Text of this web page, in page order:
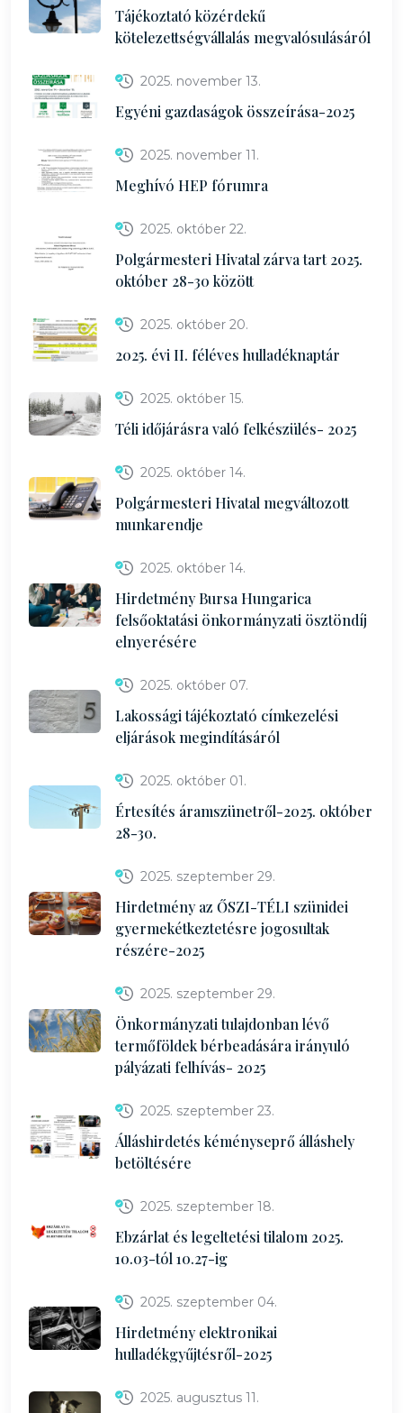
Tájékoztató közérdekű
kötelezettségvállalás megvalósulásáról
2025. november 13.
Egyéni gazdaságok összeírása-2025
2025. november 11.
Meghívó HEP fórumra
2025. október 22.
Polgármesteri Hivatal zárva tart 2025.
október 28-30 között
2025. október 20.
2025. évi II. féléves hulladéknaptár
2025. október 15.
Téli időjárásra való felkészülés- 2025
2025. október 14.
Polgármesteri Hivatal megváltozott
munkarendje
2025. október 14.
Hirdetmény Bursa Hungarica
felsőoktatási önkormányzati ösztöndíj
elnyerésére
2025. október 07.
Lakossági tájékoztató címkezelési
eljárások megindításáról
2025. október 01.
Értesítés áramszünetről-2025. október
28-30.
2025. szeptember 29.
Hirdetmény az ŐSZI-TÉLI szünidei
gyermekétkeztetésre jogosultak
részére-2025
2025. szeptember 29.
Önkormányzati tulajdonban lévő
termőföldek bérbeadására irányuló
pályázati felhívás- 2025
2025. szeptember 23.
Álláshirdetés kéményseprő álláshely
betöltésére
2025. szeptember 18.
Ebzárlat és legeltetési tilalom 2025.
10.03-tól 10.27-ig
2025. szeptember 04.
Hirdetmény elektronikai
hulladékgyűjtésről-2025
2025. augusztus 11.